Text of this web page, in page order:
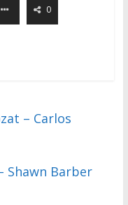
0
– Carlos
Shawn Barber